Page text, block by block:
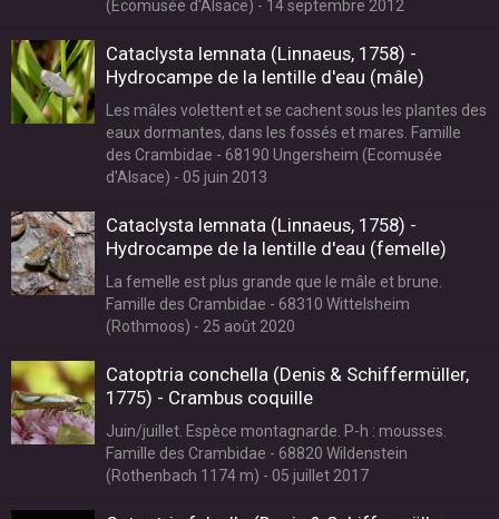
(Ecomusée d'Alsace) - 14 septembre 2012
Cataclysta lemnata (Linnaeus, 1758) -
Hydrocampe de la lentille d'eau (mâle)
Les mâles volettent et se cachent sous les plantes des
eaux dormantes, dans les fossés et mares. Famille
des Crambidae - 68190 Ungersheim (Ecomusée
d'Alsace) - 05 juin 2013
Cataclysta lemnata (Linnaeus, 1758) -
Hydrocampe de la lentille d'eau (femelle)
La femelle est plus grande que le mâle et brune.
Famille des Crambidae - 68310 Wittelsheim
(Rothmoos) - 25 août 2020
Catoptria conchella (Denis & Schiffermüller,
1775) - Crambus coquille
Juin/juillet. Espèce montagnarde. P-h : mousses.
Famille des Crambidae - 68820 Wildenstein
(Rothenbach 1174 m) - 05 juillet 2017